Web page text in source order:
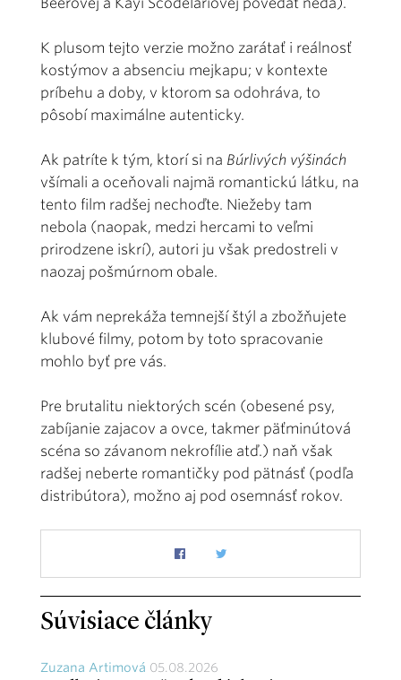
K plusom tejto verzie možno zarátať i reálnosť
kostýmov a absenciu mejkapu; v kontexte
príbehu a doby, v ktorom sa odohráva, to
pôsobí maximálne autenticky.
Ak patríte k tým, ktorí si na Búrlivých výšinách
všímali a oceňovali najmä romantickú látku, na
tento film radšej nechoďte. Niežeby tam
nebola (naopak, medzi hercami to veľmi
prirodzene iskrí), autori ju však predostreli v
naozaj pošmúrnom obale.
Ak vám neprekáža temnejší štýl a zbožňujete
klubové filmy, potom by toto spracovanie
mohlo byť pre vás.
Pre brutalitu niektorých scén (obesené psy,
zabíjanie zajacov a ovce, takmer päťminútová
scéna so závanom nekrofílie atď.) naň však
radšej neberte romantičky pod pätnásť (podľa
distribútora), možno aj pod osemnásť rokov.
Súvisiace články
Zuzana Artimová 05.08.2026